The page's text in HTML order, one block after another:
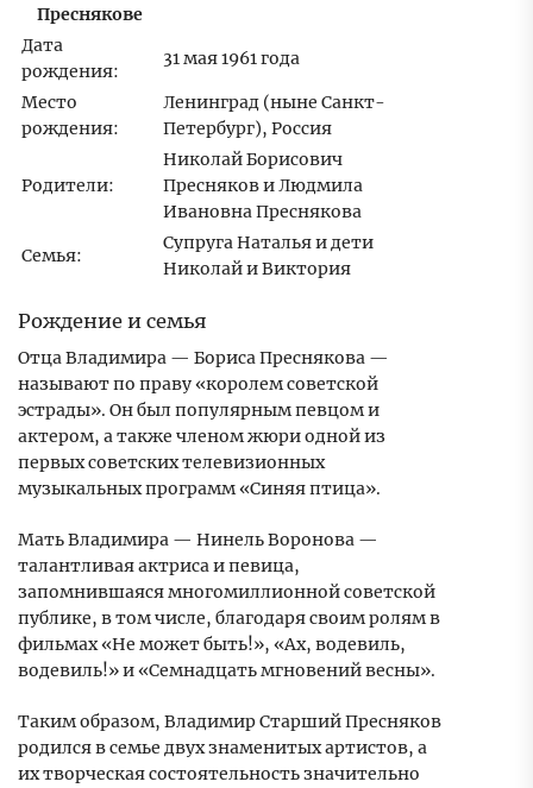
Преснякове
Дата
рождения:
31 мая 1961 года
Место
рождения:
Ленинград (ныне Санкт-
Петербург), Россия
Родители:
Николай Борисович
Пресняков и Людмила
Ивановна Преснякова
Семья:
Супруга Наталья и дети
Николай и Виктория
Рождение и семья
Отца Владимира — Бориса Преснякова —
называют по праву «королем советской
эстрады». Он был популярным певцом и
актером, а также членом жюри одной из
первых советских телевизионных
музыкальных программ «Синяя птица».
Мать Владимира — Нинель Воронова —
талантливая актриса и певица,
запомнившаяся многомиллионной советской
публике, в том числе, благодаря своим ролям в
фильмах «Не может быть!», «Ах, водевиль,
водевиль!» и «Семнадцать мгновений весны».
Таким образом, Владимир Старший Пресняков
родился в семье двух знаменитых артистов, а
их творческая состоятельность значительно